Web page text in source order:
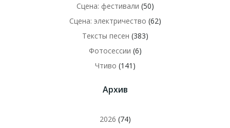
Сцена: фестивали (50)
Сцена: электричество (62)
Тексты песен (383)
Фотосессии (6)
Чтиво (141)
Архив
2026 (74)